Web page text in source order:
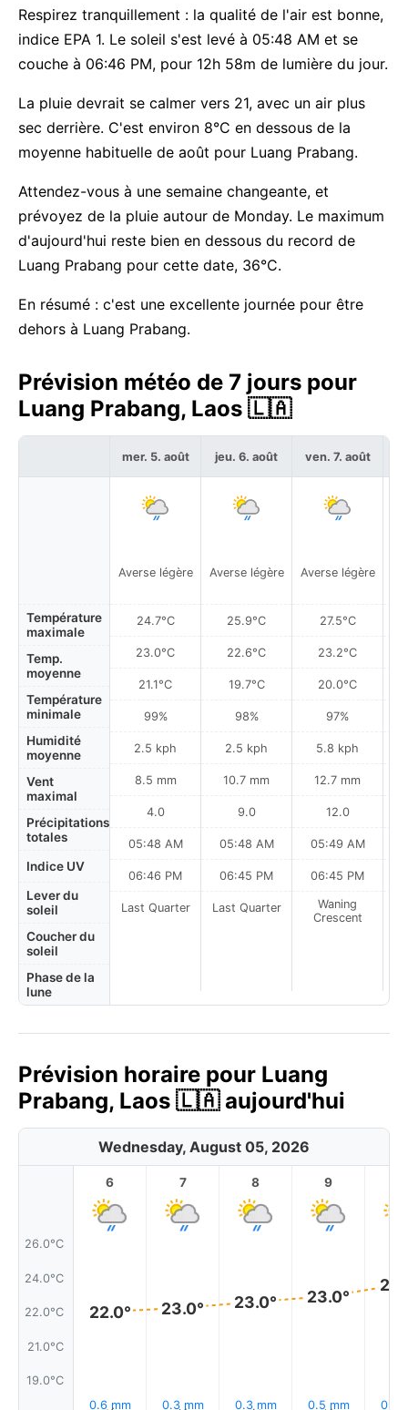
Respirez tranquillement : la qualité de l'air est bonne,
indice EPA 1. Le soleil s'est levé à 05:48 AM et se
couche à 06:46 PM, pour 12h 58m de lumière du jour.
La pluie devrait se calmer vers 21, avec un air plus
sec derrière. C'est environ 8°C en dessous de la
moyenne habituelle de août pour Luang Prabang.
Attendez-vous à une semaine changeante, et
prévoyez de la pluie autour de Monday. Le maximum
d'aujourd'hui reste bien en dessous du record de
Luang Prabang pour cette date, 36°C.
En résumé : c'est une excellente journée pour être
dehors à Luang Prabang.
Prévision météo de 7 jours pour
Luang Prabang, Laos 🇱🇦
Température
maximale
Temp.
moyenne
Température
minimale
Humidité
moyenne
Vent
maximal
Précipitations
totales
Indice UV
Lever du
soleil
Coucher du
soleil
Phase de la
lune
mer. 5. août
Averse légère
24.7°C
23.0°C
21.1°C
99%
2.5 kph
8.5 mm
4.0
05:48 AM
06:46 PM
Last Quarter
jeu. 6. août
Averse légère
25.9°C
22.6°C
19.7°C
98%
2.5 kph
10.7 mm
9.0
05:48 AM
06:45 PM
Last Quarter
ven. 7. août
Averse légère
27.5°C
23.2°C
20.0°C
97%
5.8 kph
12.7 mm
12.0
05:49 AM
06:45 PM
Waning
Crescent
Prévision horaire pour Luang
Prabang, Laos 🇱🇦 aujourd'hui
Wednesday, August 05, 2026
26.0°C
24.0°C
22.0°C
21.0°C
19.0°C
6
22.0°
0.6 mm
7
23.0°
0.3 mm
8
23.0°
0.3 mm
9
23.0°
0.5 mm 0.4